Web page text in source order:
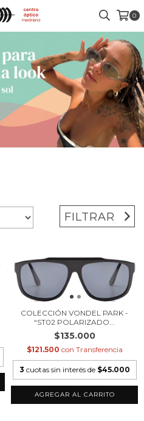
0
FILTRAR
COLECCIÓN VONDEL PARK -
“ST02 POLARIZADO...
$135.000
$121.500 con Transferencia
3 cuotas sin interés de $45.000